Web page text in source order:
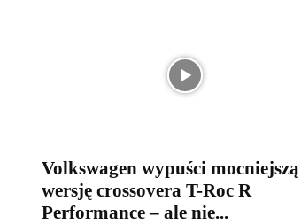
Volkswagen wypuści mocniejszą
wersję crossovera T-Roc R
Performance – ale nie...